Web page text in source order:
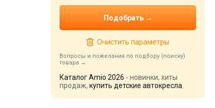
Очистить параметры
Вопросы и пожелания по подбору (поиску)
товара
Каталог Amio 2026 - новинки, хиты
продаж, купить детские автокресла